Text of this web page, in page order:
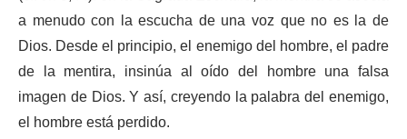
a menudo con la escucha de una voz que no es la de
Dios. Desde el principio, el enemigo del hombre, el padre
de la mentira, insinúa al oído del hombre una falsa
imagen de Dios. Y así, creyendo la palabra del enemigo,
el hombre está perdido.